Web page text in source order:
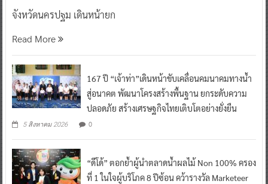
จังหวัดนครปฐม เดินหน้ายก
Read More
167 ปี “เจ้าท่า”เดินหน้าขับเคลื่อนคมนาคมทางน้ำ
สู่อนาคต พัฒนาโครงสร้างพื้นฐาน ยกระดับความ
ปลอดภัย สร้างเศรษฐกิจไทยเติบโตอย่างยั่งยืน
5 สิงหาคม 2026 0
“ดีโด้” ตอกย้ำผู้นำตลาดน้ำผลไม้ Non 100% ครอง
ที่ 1 ในใจผู้บริโภค 8 ปีซ้อน คว้ารางวัล Marketeer